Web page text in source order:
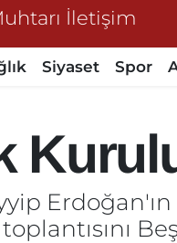
İletişim
Siyaset Spor